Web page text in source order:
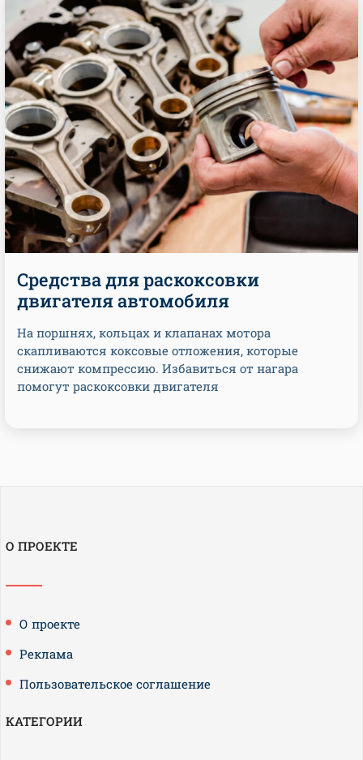
Средства для раскоксовки
двигателя автомобиля
На поршнях, кольцах и клапанах мотора
скапливаются коксовые отложения, которые
снижают компрессию. Избавиться от нагара
помогут раскоксовки двигателя
О ПРОЕКТЕ
О проекте
Реклама
Пользовательское соглашение
КАТЕГОРИИ